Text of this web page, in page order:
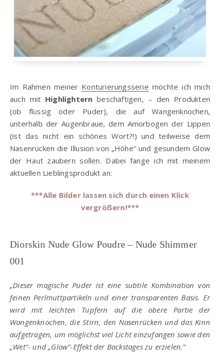
Im Rahmen meiner Konturierungsserie möchte ich mich
auch mit Highlightern beschäftigen, – den Produkten
(ob flüssig oder Puder), die auf Wangenknochen,
unterhalb der Augenbraue, dem Amorbogen der Lippen
(ist das nicht ein schönes Wort?!) und teilweise dem
Nasenrücken die Illusion von „Höhe“ und gesundem Glow
der Haut zaubern sollen. Dabei fange ich mit meinem
aktuellen Lieblingsprodukt an:
***Alle Bilder lassen sich durch einen Klick
vergrößern!***
Diorskin Nude Glow Poudre – Nude Shimmer
001
„Dieser magische Puder ist eine subtile Kombination von
feinen Perlmuttpartikeln und einer transparenten Basis. Er
wird mit leichten Tupfern auf die obere Partie der
Wangenknochen, die Stirn, den Nasenrücken und das Kinn
aufgetragen, um möglichst viel Licht einzufangen sowie den
„Wet“- und „Glow“-Effekt der Backstages zu erzielen.“